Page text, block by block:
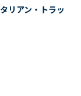
リアン・トラッ